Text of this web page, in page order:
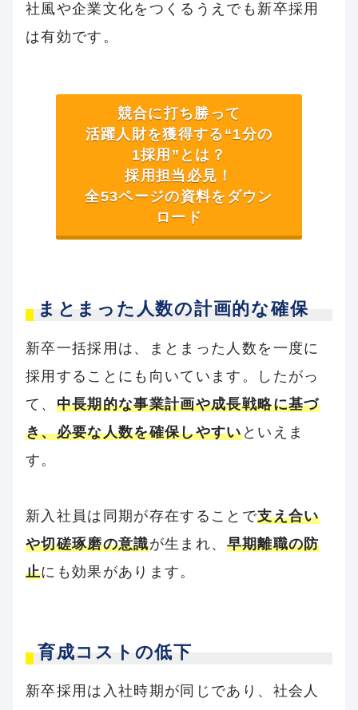
社風や企業文化をつくるうえでも新卒採用
は有効です。
競合に打ち勝って
活躍人財を獲得する“1分の
1採用”とは？
採用担当必見！
全53ページの資料をダウン
ロード
まとまった人数の計画的な確保
新卒一括採用は、まとまった人数を一度に
採用することにも向いています。したがっ
て、 中長期的な事業計画や成長戦略に基づ
き、必要な人数を確保しやすいといえま
す。
新入社員は同期が存在することで支え合い
や切磋琢磨の意識が生まれ、 早期離職の防
止にも効果があります。
育成コストの低下
新卒採用は入社時期が同じであり、社会人